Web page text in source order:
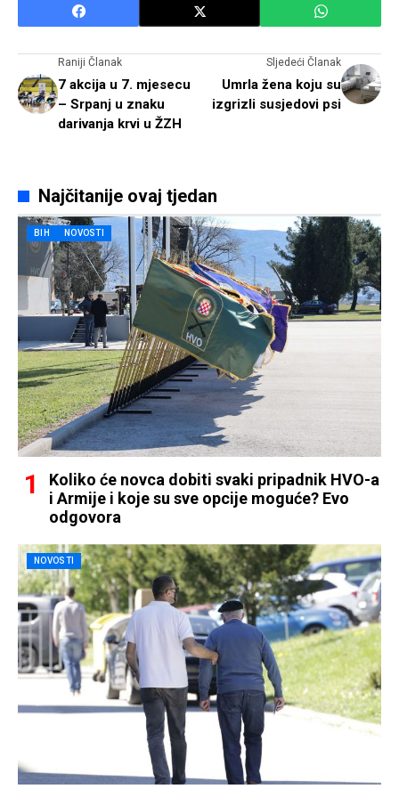
Raniji Članak
7 akcija u 7. mjesecu
– Srpanj u znaku
darivanja krvi u ŽZH
Sljedeći Članak
Umrla žena koju su
izgrizli susjedovi psi
Najčitanije ovaj tjedan
BIH NOVOSTI
Koliko će novca dobiti svaki pripadnik HVO-a
i Armije i koje su sve opcije moguće? Evo
odgovora
NOVOSTI